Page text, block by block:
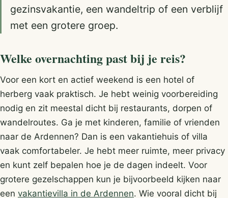
gezinsvakantie, een wandeltrip of een verblijf
met een grotere groep.
Welke overnachting past bij je reis?
Voor een kort en actief weekend is een hotel of
herberg vaak praktisch. Je hebt weinig voorbereiding
nodig en zit meestal dicht bij restaurants, dorpen of
wandelroutes. Ga je met kinderen, familie of vrienden
naar de Ardennen? Dan is een vakantiehuis of villa
vaak comfortabeler. Je hebt meer ruimte, meer privacy
en kunt zelf bepalen hoe je de dagen indeelt. Voor
grotere gezelschappen kun je bijvoorbeeld kijken naar
een vakantievilla in de Ardennen. Wie vooral dicht bij